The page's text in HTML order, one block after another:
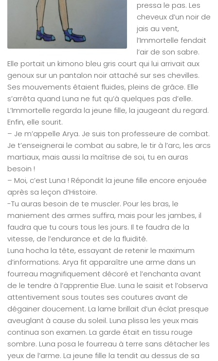
pressa le pas. Les
cheveux d’un noir de
jais au vent,
l’Immortelle fendait
l’air de son sabre.
Elle portait un kimono bleu gris court qui lui arrivait aux
genoux sur un pantalon noir attaché sur ses chevilles.
Ses mouvements étaient fluides, pleins de grâce. Elle
s’arrêta quand Luna ne fut qu’à quelques pas d’elle.
L’Immortelle regarda la jeune fille, la jaugeant du regard.
Enfin, elle sourit.
– Je m’appelle Arya. Je suis ton professeure de combat.
Je t’enseignerai le combat au sabre, le tir à l’arc, les arcs
martiaux, mais aussi la maîtrise de soi, tu en auras
besoin !
– Moi, c’est Luna ! Répondit la jeune fille encore enjouée
après sa leçon d’Histoire.
-Tu auras besoin de te muscler. Pour les bras, le
maniement des armes suffira, mais pour les jambes, il
faudra que tu cours tous les jours. Il te faudra de la
vitesse, de l’endurance et de la fluidité.
Luna hocha la tête, essayant de retenir le maximum
d’informations. Arya fit apparaître une arme dans un
fourreau magnifiquement décoré et l’enchanta avant
de le tendre à l’apprentie Elue. Luna le saisit et l’observa
attentivement sous toutes ses coutures avant de
dégainer doucement. La lame brillait d’un éclat presque
aveuglant à cause du soleil. Luna plissa les yeux mais
continua son examen. La garde était en tissu rouge
sombre. Luna posa le fourreau à terre sans détacher les
yeux de l’arme. La jeune fille la tendit au dessus de sa